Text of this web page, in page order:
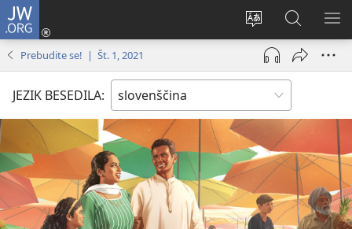
JW.ORG
Spremeni
jezik
spletnega
mesta
Prijava
(odpre
okno)
Iskanje
po
JW.ORG
Prebudite se! | Št. 1, 2021
JEZIK BESEDILA: